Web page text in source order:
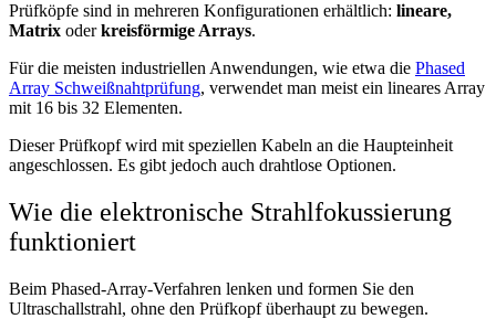
Prüfköpfe sind in mehreren Konfigurationen erhältlich: lineare,
Matrix oderkreisförmige Arrays.
Für die meisten industriellen Anwendungen, wie etwa die Phased
Array Schweißnahtprüfung, verwendet man meist ein lineares Array
mit 16 bis 32 Elementen.
Dieser Prüfkopf wird mit speziellen Kabeln an die Haupteinheit
angeschlossen. Es gibt jedoch auch drahtlose Optionen.
Wie die elektronische Strahlfokussierung
funktioniert
Beim Phased-Array-Verfahren lenken und formen Sie den
Ultraschallstrahl, ohne den Prüfkopf überhaupt zu bewegen.